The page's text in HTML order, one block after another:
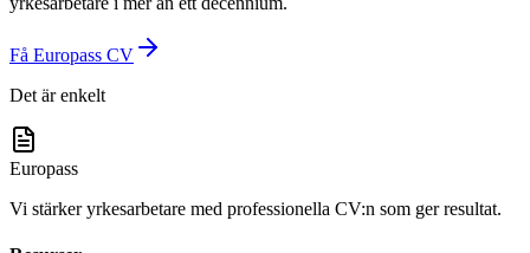
Få Europass CV
Det är enkelt
Europass
Vi stärker yrkesarbetare med professionella CV:n som ger resultat.